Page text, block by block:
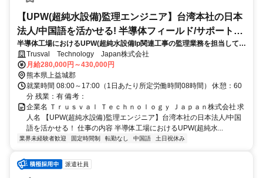
【UPW(超純水設備)監理エンジニア】台湾本社の日本
法人/中国語を活かせる! 半導体フィールド/サポートエ
ンジニア
半導体工場におけるUPW(超純水設備lp関連工事の監理業務を担当してい
ただきます。主に工程管理・品質管理および協力会社との調整業務など
を行います。
Trusval Technology Japan株式会社
月給280,000円～430,000円
熊本県上益城郡
就業時間 08:00～17:00（1日あたり所定労働時間08時間） 休憩：60
分 残業：有 備考：
企業名 Ｔｒｕｓｖａｌ Ｔｅｃｈｎｏｌｏｇｙ Ｊａｐａｎ株式会社 求
人名 【UPW(超純水設備)監理エンジニア】台湾本社の日本法人/中国
語を活かせる！ 仕事の内容 半導体工場におけるUPW(超純水...
業界未経験者歓迎 固定時間制 転勤なし 中国語 土日祝休み
派遣社員